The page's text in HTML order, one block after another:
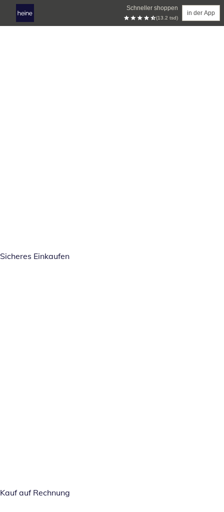
Schneller shoppen
(13.2 tsd)
in der App
Sicheres Einkaufen
Kauf auf Rechnung